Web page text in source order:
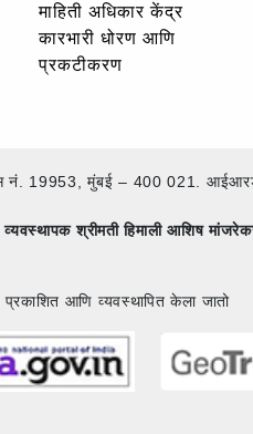
माहिती अधिकार केंद्र
कारभारी धोरण आणि
प्रकटीकरण
नं. 19953, मुंबई – 400 021.
व्यवस्थापक श्रीमती हिमाली आशिष
प्रकाशित आणि व्यवस्थापित केला जातो